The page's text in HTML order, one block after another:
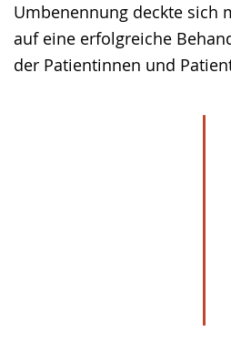
Umbenennung deckte sich
auf eine erfolgreiche
der Patientinnen und